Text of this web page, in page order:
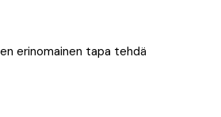
erinomainen tapa tehdä